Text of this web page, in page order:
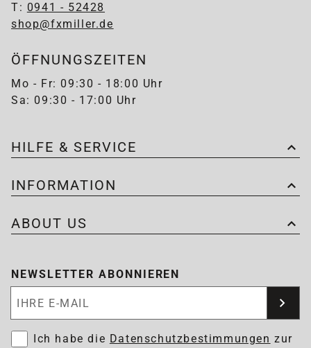
T: 0941 - 52428
shop@fxmiller.de
ÖFFNUNGSZEITEN
Mo - Fr: 09:30 - 18:00 Uhr
Sa: 09:30 - 17:00 Uhr
HILFE & SERVICE
INFORMATION
ABOUT US
NEWSLETTER ABONNIEREN
Ich habe die Datenschutzbestimmungen zur